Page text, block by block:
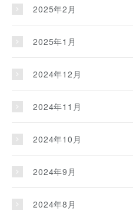
2025年2月
2025年1月
2024年12月
2024年11月
2024年10月
2024年9月
2024年8月